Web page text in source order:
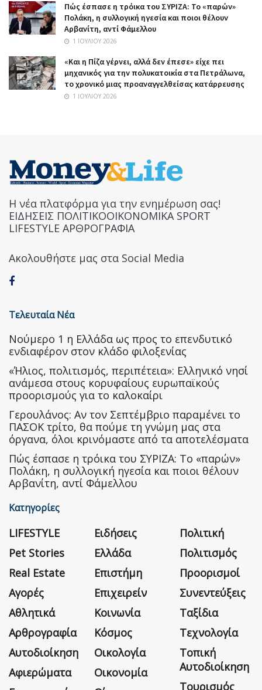
Πώς έσπασε η τρόικα του ΣΥΡΙΖΑ: Το «παρών»
Πολάκη, η συλλογική ηγεσία και ποιοι θέλουν
Αρβανίτη, αντί Φάμελλου
1 ΙΟΥΛΊΟΥ 2026
«Και η Πίζα γέρνει, αλλά δεν έπεσε» είχε πει
μηχανικός για την πολυκατοικία στα Πετράλωνα,
το χρονικό μιας προαναγγελθείσας κατάρρευσης
1 ΙΟΥΛΊΟΥ 2026
Η νέα πλατφόρμα για την ενημέρωση σας!
ΕΙΔΗΣΕΙΣ ΠΟΛΙΤΙΚΟΟΙΚΟΝΟΜΙΚΑ SPORT
LIFESTYLE ΑΡΘΡΟΓΡΑΦΙΑ
Ακολουθήστε μας στα Social Media
Τελευταία Νέα
Nούμερο 1 η Ελλάδα ως προς το επενδυτικό
ενδιαφέρον στον κλάδο φιλοξενίας
«Ήλιος, πολιτισμός, περιπέτεια»: Ελληνικό νησί
ανάμεσα στους κορυφαίους ευρωπαϊκούς
προορισμούς για το καλοκαίρι
Γερουλάνος: Αν τον Σεπτέμβριο παραμένει το
ΠΑΣΟΚ τρίτο, θα πούμε τη γνώμη μας στα
όργανα, όλοι κρινόμαστε από τα αποτελέσματα
Πώς έσπασε η τρόικα του ΣΥΡΙΖΑ: Το «παρών»
Πολάκη, η συλλογική ηγεσία και ποιοι θέλουν
Αρβανίτη, αντί Φάμελλου
Κατηγορίες
LIFESTYLE
Pet Stories
Real Estate
Αγορές
Αθλητικά
Αρθρογραφία
Αυτοδιοίκηση
Αφιερώματα
Ειδήσεις
Ελλάδα
Επιστήμη
Επιχειρείν
Κοινωνία
Κόσμος
Οικολογία
Οικονομία
Πολιτική
Πολιτισμός
Προορισμοί
Συνεντεύξεις
Ταξίδια
Τεχνολογία
Τοπική
Αυτοδιοίκηση
Τουρισμός